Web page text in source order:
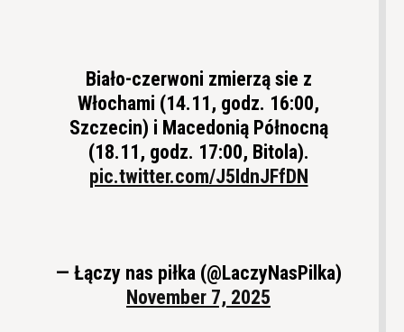
Biało-czerwoni zmierzą sie z
Włochami (14.11, godz. 16:00,
Szczecin) i Macedonią Północną
(18.11, godz. 17:00, Bitola).
pic.twitter.com/J5IdnJFfDN
— Łączy nas piłka (@LaczyNasPilka)
November 7, 2025